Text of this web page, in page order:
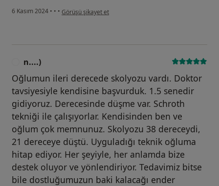
6 Kasım 2024 • • • kullanıcının görüşüne göre ş....)
Görüşü şikayet et
n....)
Oğlumun ileri derecede skolyozu vardı. Doktor
tavsiyesiyle kendisine başvurduk. 1.5 senedir
gidiyoruz. Derecesinde düşme var. Schroth
tekniği ile çalışıyorlar. Kendisinden ben ve
oğlum çok memnunuz. Skolyozu 38 dereceydi,
21 dereceye düştü. Uyguladığı teknik oğluma
hitap ediyor. Her şeyiyle, her anlamda bize
destek oluyor ve yönlendiriyor. Tedavimiz bitse
bile dostluğumuzun baki kalacağı ender